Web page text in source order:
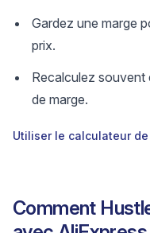
Gardez une marge
prix.
Recalculez souvent
de marge.
Utiliser le calculateur
Comment